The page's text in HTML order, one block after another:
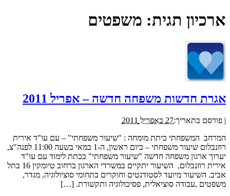
ארכיון תגית: משפטים
אגרת חדשות משפחה חדשה – אפריל 2011
| פורסם בתאריך:27 באפריל 2011
המרחב המשפחתי כיתת מומחה : "שיעור משפחתי" – עם עו"ד אירית
רוזנבלום שיעור משפחתי – ביום ראשון, ה-1 במאי בשעה 11:00 לפנה"צ,
יערוך ארגון משפחה חדשה "שיעור משפחתי" בכתת לימוד עם עו"ד
אירית רוזנבלום, השיעור יתקיים במשרדי הארגון ברחוב טיומקין 16 בתל
אביב. השיעור מיועד לסטודנטים וחוקרים בתחומי סוציולוגיה, מגדר,
משפטים ,עבודה סוציאלית, פסיכולוגיה ותקשורת. […]